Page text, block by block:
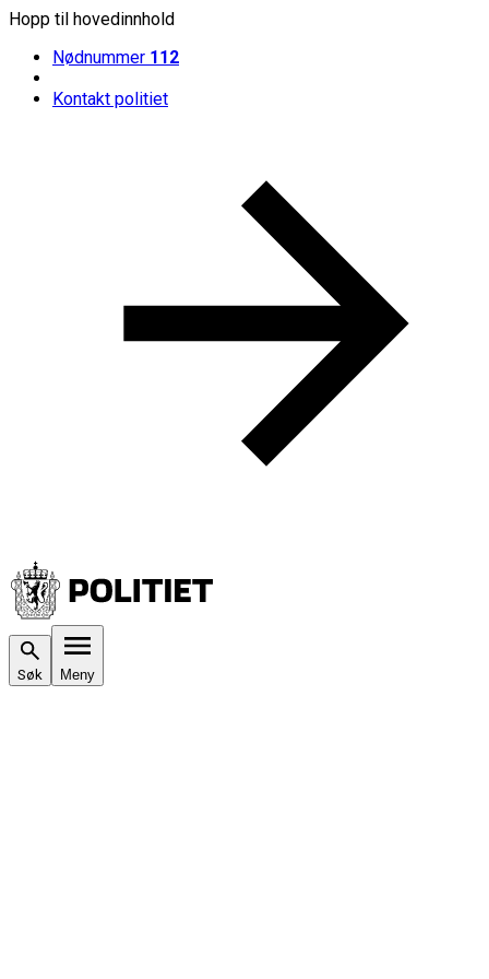
Hopp til hovedinnhold
Nødnummer 112
Kontakt politiet
Søk Meny